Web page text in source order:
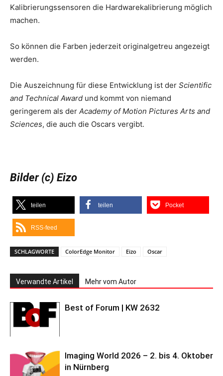
Kalibrierungssensoren die Hardwarekalibrierung möglich
machen.
So können die Farben jederzeit originalgetreu angezeigt
werden.
Die Auszeichnung für diese Entwicklung ist der Scientific
and Technical Award und kommt von niemand
geringerem als der Academy of Motion Pictures Arts and
Sciences, die auch die Oscars vergibt.
Bilder (c) Eizo
teilen teilen Pocket
RSS-feed
SCHLAGWORTE ColorEdge Monitor Eizo Oscar
Verwandte Artikel Mehr vom Autor
Best of Forum | KW 2632
Imaging World 2026 – 2. bis 4. Oktober
in Nürnberg